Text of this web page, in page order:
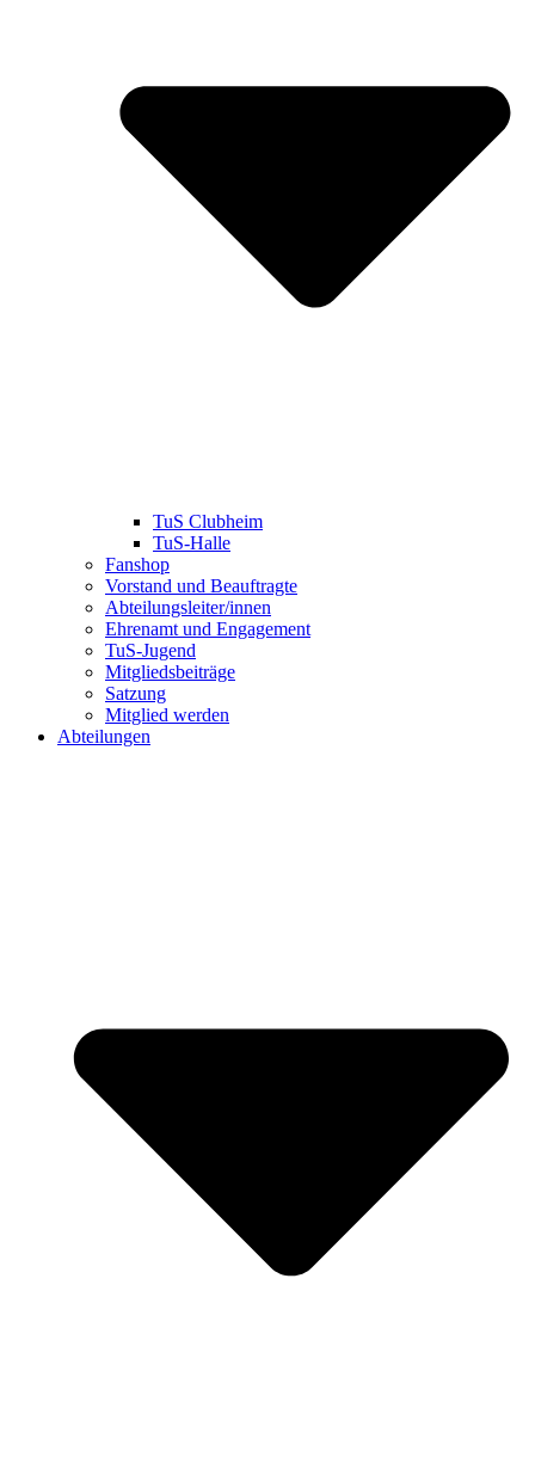
TuS Clubheim
TuS-Halle
Fanshop
Vorstand und Beauftragte
Abteilungsleiter/innen
Ehrenamt und Engagement
TuS-Jugend
Mitgliedsbeiträge
Satzung
Mitglied werden
Abteilungen